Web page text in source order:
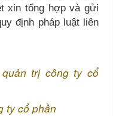
xin tổng hợp và gửi
định pháp luật liên
trị công ty cổ
ty cổ phần